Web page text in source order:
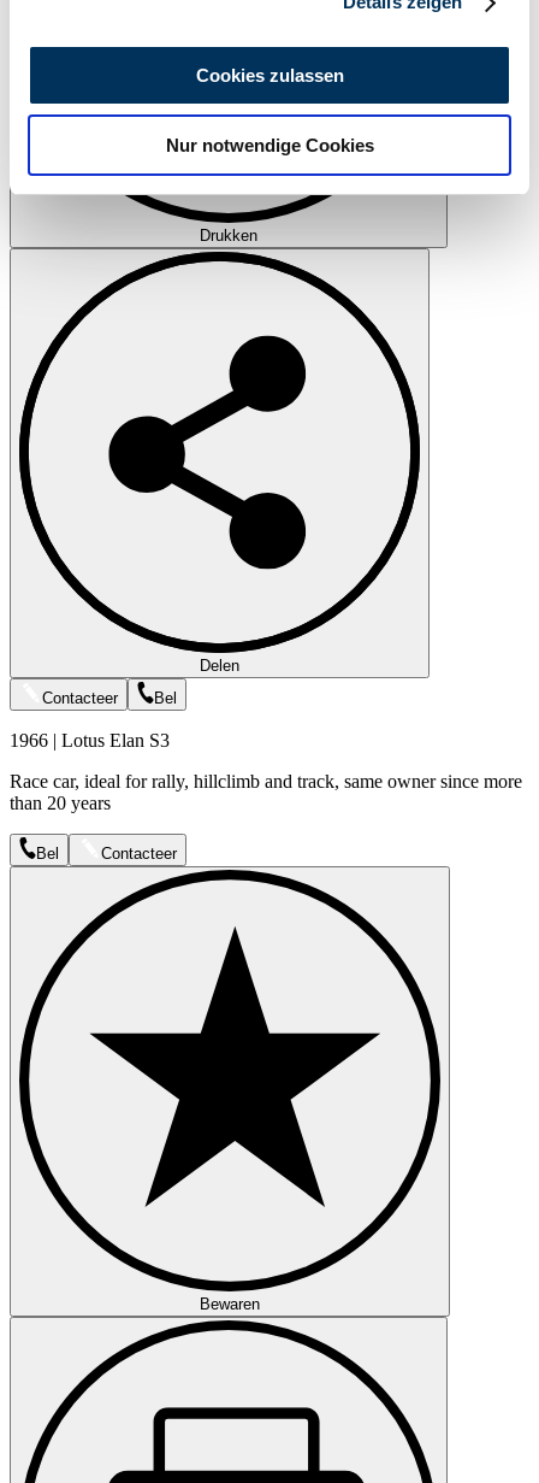
analysieren. Außerdem geben wir Informationen zu Ihrer
Verwendung unserer Website an unsere Partner für
soziale Medien, Werbung und Analysen weiter. Unsere
Partner führen diese Informationen möglicherweise mit
weiteren Daten zusammen, die Sie ihnen bereitgestellt
haben oder die sie im Rahmen Ihrer Nutzung der Dienste
gesammelt haben.
Datenschutzerklärung
Cookies zulassen
Nur notwendige Cookies
Drukken
Delen
Contacteer
Bel
1966 | Lotus Elan S3
Race car, ideal for rally, hillclimb and track, same owner since more
than 20 years
Bel Contacteer
Bewaren